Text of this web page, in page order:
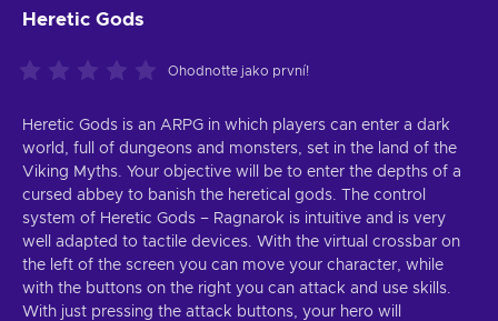
Heretic Gods
Ohodnoťte jako první!
Heretic Gods is an ARPG in which players can enter a dark
world, full of dungeons and monsters, set in the land of the
Viking Myths. Your objective will be to enter the depths of a
cursed abbey to banish the heretical gods. The control
system of Heretic Gods – Ragnarok is intuitive and is very
well adapted to tactile devices. With the virtual crossbar on
the left of the screen you can move your character, while
with the buttons on the right you can attack and use skills.
With just pressing the attack buttons, your hero will